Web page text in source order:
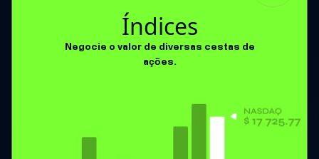
Índices
Negocie o valor de diversas cestas de
ações.